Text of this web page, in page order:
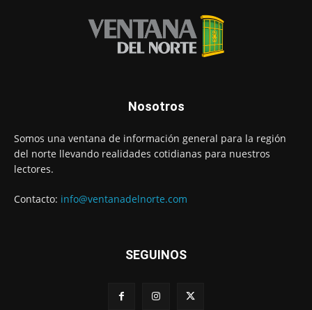
Nosotros
Somos una ventana de información general para la región
del norte llevando realidades cotidianas para nuestros
lectores.
Contacto: info@ventanadelnorte.com
SEGUINOS